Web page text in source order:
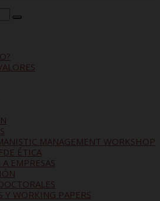
MANAGEMENT WORKSHOP
ÉTICA
EMPRESAS
Y WORKING PAPERS